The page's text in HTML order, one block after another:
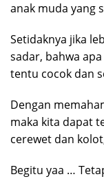
anak muda yang
Setidaknya jika
sadar, bahwa
tentu cocok dan
Dengan
maka kita dapat
cerewet dan
Begitu yaa …